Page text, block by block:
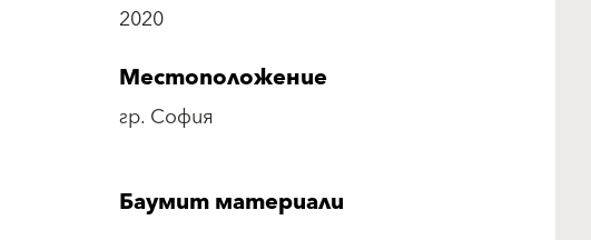
2020
Местоположение
гр. София
Баумит материали